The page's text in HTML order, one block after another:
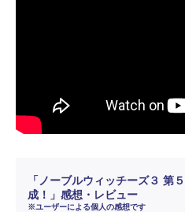
「ノーブルウィッチーズ３
成！」感想・レビュー
※ユーザーによる個人の感想です